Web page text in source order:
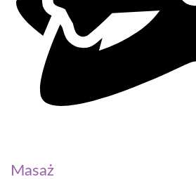
Masaż